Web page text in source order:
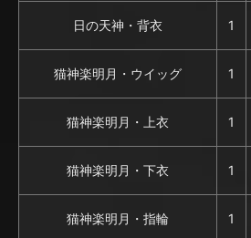
日の天神・背衣 1
猫神楽明月・ウイッグ 1
猫神楽明月・上衣 1
猫神楽明月・下衣 1
猫神楽明月・指輪 1